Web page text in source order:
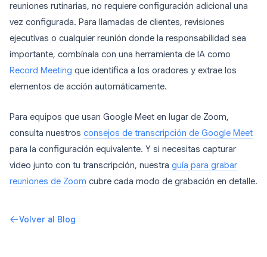
reuniones rutinarias, no requiere configuración adicional una
vez configurada. Para llamadas de clientes, revisiones
ejecutivas o cualquier reunión donde la responsabilidad sea
importante, combínala con una herramienta de IA como
Record Meeting que identifica a los oradores y extrae los
elementos de acción automáticamente.
Para equipos que usan Google Meet en lugar de Zoom,
consulta nuestros consejos de transcripción de Google Meet
para la configuración equivalente. Y si necesitas capturar
video junto con tu transcripción, nuestra guía para grabar
reuniones de Zoom cubre cada modo de grabación en detalle.
Volver al Blog